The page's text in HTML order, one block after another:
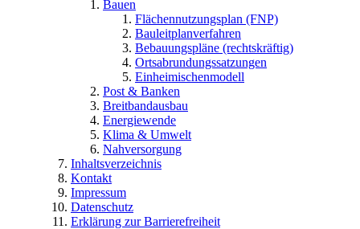
Bauen
Flächennutzungsplan (FNP)
Bauleitplanverfahren
Bebauungspläne (rechtskräftig)
Ortsabrundungssatzungen
Einheimischenmodell
Post & Banken
Breitbandausbau
Energiewende
Klima & Umwelt
Nahversorgung
Inhaltsverzeichnis
Kontakt
Impressum
Datenschutz
Erklärung zur Barrierefreiheit